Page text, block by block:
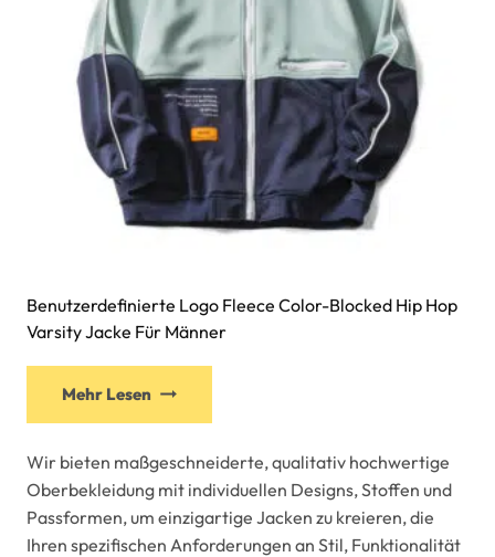
Benutzerdefinierte Logo Fleece Color-Blocked Hip Hop
Varsity Jacke Für Männer
Mehr Lesen
Wir bieten maßgeschneiderte, qualitativ hochwertige
Oberbekleidung mit individuellen Designs, Stoffen und
Passformen, um einzigartige Jacken zu kreieren, die
Ihren spezifischen Anforderungen an Stil, Funktionalität